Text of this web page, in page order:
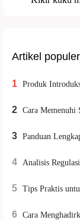
Artikel populer
1 Produk Introduksi Talijemur Kuku
2 Cara Memenuhi Standar
3 Panduan Lengkap
4 Analisis Regulasi Kosmetik
5 Tips Praktis untuk Nail
6 Cara Menghadirkan